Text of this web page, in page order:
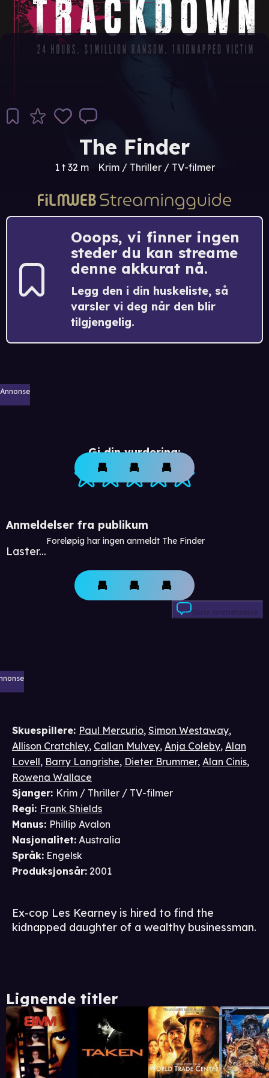
The Finder
1 t 32 m Krim / Thriller / TV-filmer
Ooops, vi finner ingen
steder du kan streame
denne akkurat nå.
Legg den i din huskeliste, så
varsler vi deg når den blir
tilgjengelig.
Annonse
Gi din vurdering:
Anmeldelser fra publikum
Laster...
Foreløpig har ingen anmeldt The Finder
Skriv anmeldelse
Skuespillere: Paul Mercurio, Simon Westaway,
Allison Cratchley, Callan Mulvey, Anja Coleby, Alan
Lovell, Barry Langrishe, Dieter Brummer, Alan Cinis,
Rowena Wallace
Sjanger: Krim / Thriller / TV-filmer
Regi: Frank Shields
Manus: Phillip Avalon
Nasjonalitet: Australia
Språk: Engelsk
Produksjonsår: 2001
Ex-cop Les Kearney is hired to find the
kidnapped daughter of a wealthy businessman.
Lignende titler